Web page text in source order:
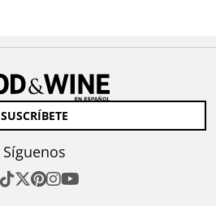
SUSCRÍBETE
Síguenos